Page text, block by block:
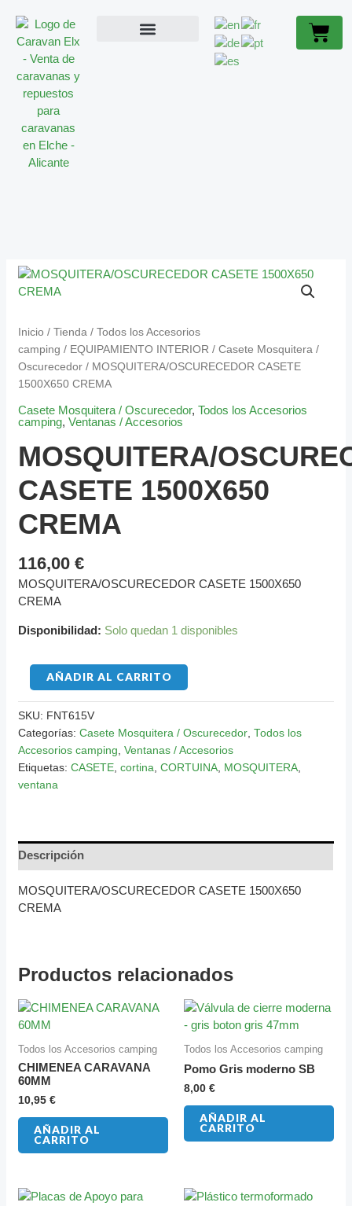
contenido
Cart
Inicio /Tienda /Todos los Accesorios
camping / EQUIPAMIENTO INTERIOR /Casete Mosquitera /
Oscurecedor / MOSQUITERA/OSCURECEDOR CASETE
1500X650 CREMA
Casete Mosquitera / Oscurecedor,Todos los Accesorios
camping,Ventanas / Accesorios
MOSQUITERA/
CASETE 1500X650
CREMA
116,00€
MOSQUITERA/OSCURECEDOR CASETE 1500X650
CREMA
Disponibilidad: Solo quedan 1 disponibles
MOSQUITERA/OSCURECEDOR
CASETE
CREMA
CANTIDAD
AÑADIR AL CARRITO
SKU: FNT615V
Categorías:Casete Mosquitera / Oscurecedor ,Todos los
Accesorios camping ,Ventanas / Accesorios
Etiquetas:CASETE ,cortina ,CORTUINA MOSQUITERA
ventana
Descripción
MOSQUITERA/OSCURECEDOR CASETE 1500X650
CREMA
Productos relacionados
Todos los Accesorios camping
CHIMENEA CARAVANA
60MM
10,95€
AÑADIR AL
CARRITO
Todos los Accesorios camping
Pomo Gris moderno SB
8,00 €
AÑADIR AL
CARRITO
CANTIDAD